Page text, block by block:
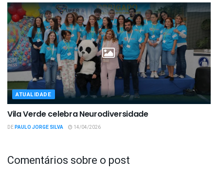
ATUALIDADE
Vila Verde celebra Neurodiversidade
DEPAULO JORGE SILVA 14/04/2026
Comentários sobre o post